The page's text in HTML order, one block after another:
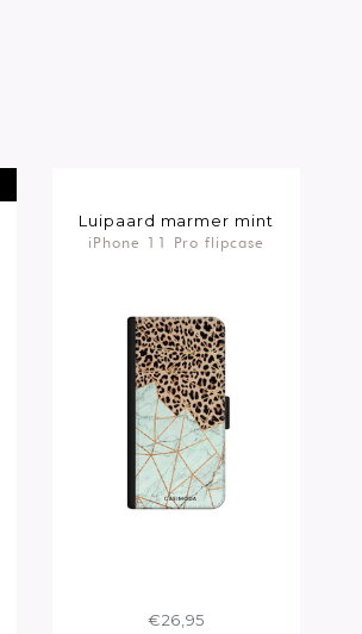
Luipaard marmer mint
iPhone 11 Pro flipcase
€26,95